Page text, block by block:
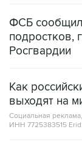
ФСБ
подростков,
Росгвардии
Как
выходят на
Социальная
ИНН 7725383515